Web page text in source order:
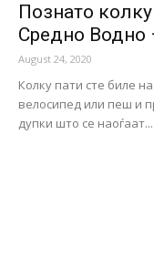
Познато
Средно Водно
August 24, 2020
Колку пати сте биле
велосипед или пеш и
дупки што се наоѓаат...